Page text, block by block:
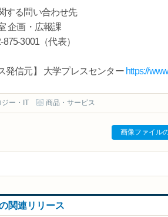
する問い合わせ先
企画・広報課
3001（代表）
発信元】 大学プレスセンター https://
ジー・IT 商品・サービス
画像ファイル
関連リリース